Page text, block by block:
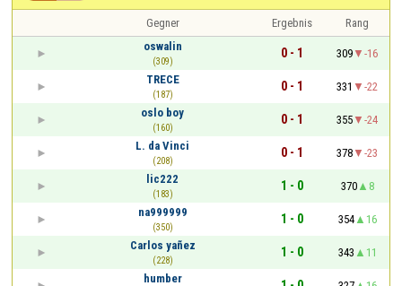
Gegner Ergebnis
Rang
oswalin
(309)
0 - 1 309
-16
TRECE
(187)
0 - 1 331
-22
oslo boy
(160)
0 - 1 355
-24
L. da Vinci
(208)
0 - 1 378
-23
lic222
(183)
1 - 0 370
8
na999999
(350)
1 - 0 354
16
Carlos yañez
(228)
1 - 0 343
11
humber